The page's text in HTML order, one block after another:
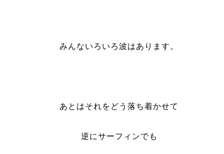
みんないろいろ波はあります。
あとはそれをどう落ち着かせて
逆にサーフィンでも